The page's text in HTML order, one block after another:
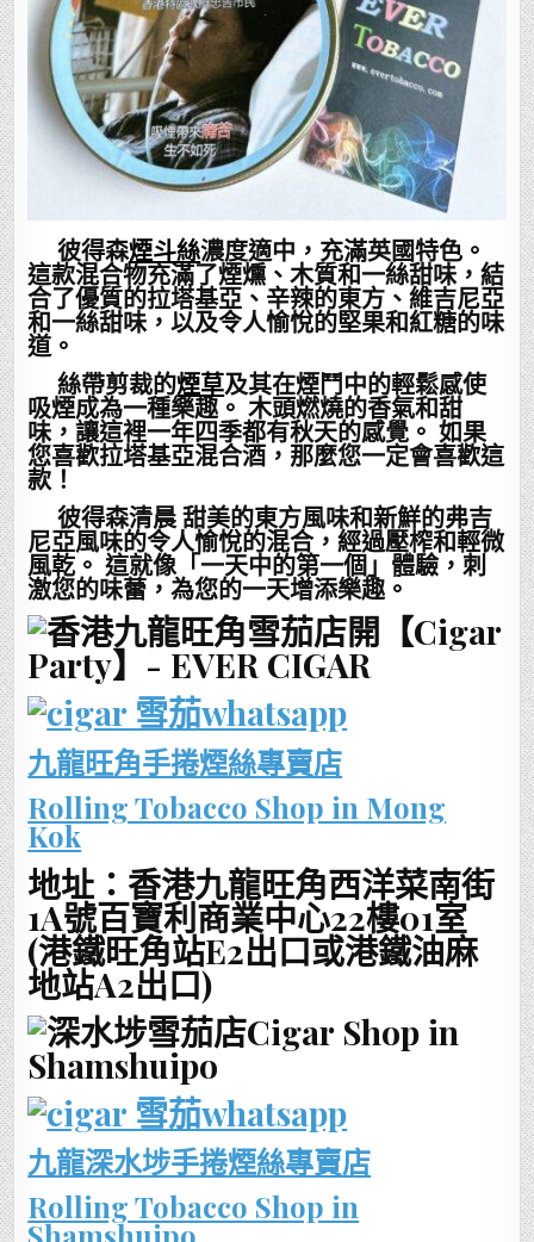
彼得森煙斗絲濃度適中，充滿英國特色。
這款混合物充滿了煙燻、木質和一絲甜味，結
合了優質的拉塔基亞、辛辣的東方、維吉尼亞
和一絲甜味，以及令人愉悅的堅果和紅糖的味
道。
絲帶剪裁的煙草及其在煙鬥中的輕鬆感使
吸煙成為一種樂趣。 木頭燃燒的香氣和甜
味，讓這裡一年四季都有秋天的感覺。 如果
您喜歡拉塔基亞混合酒，那麼您一定會喜歡這
款！
彼得森清晨 甜美的東方風味和新鮮的弗吉
尼亞風味的令人愉悅的混合，經過壓榨和輕微
風乾。 這就像「一天中的第一個」體驗，刺
激您的味蕾，為您的一天增添樂趣。
九龍旺角手捲煙絲專賣店
Rolling Tobacco Shop in Mong
Kok
地址：香港九龍旺角西洋菜南街
1A號百寶利商業中心22樓01室
(港鐵旺角站E2出口或港鐵油麻
地站A2出口)
九龍深水埗手捲煙絲專賣店
Rolling Tobacco Shop in